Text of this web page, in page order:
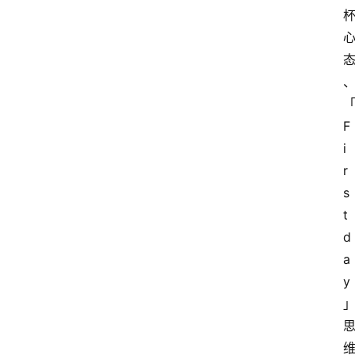
杯
心
态
、
「
F
i
r
s
t
d
a
y
」
思
维